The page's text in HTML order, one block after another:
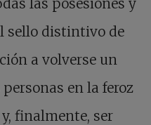
las posesiones y
sello distintivo de
a volverse un
en la feroz
finalmente, ser